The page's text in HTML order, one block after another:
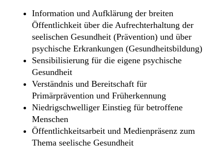
Information und Aufklärung der breiten
Öffentlichkeit über die Aufrechterhaltung der
seelischen Gesundheit (Prävention) und über
psychische Erkrankungen (Gesundheitsbildung)
Sensibilisierung für die eigene psychische
Gesundheit
Verständnis und Bereitschaft für
Primärprävention und Früherkennung
Niedrigschwelliger Einstieg für betroffene
Menschen
Öffentlichkeitsarbeit und Medienpräsenz zum
Thema seelische Gesundheit